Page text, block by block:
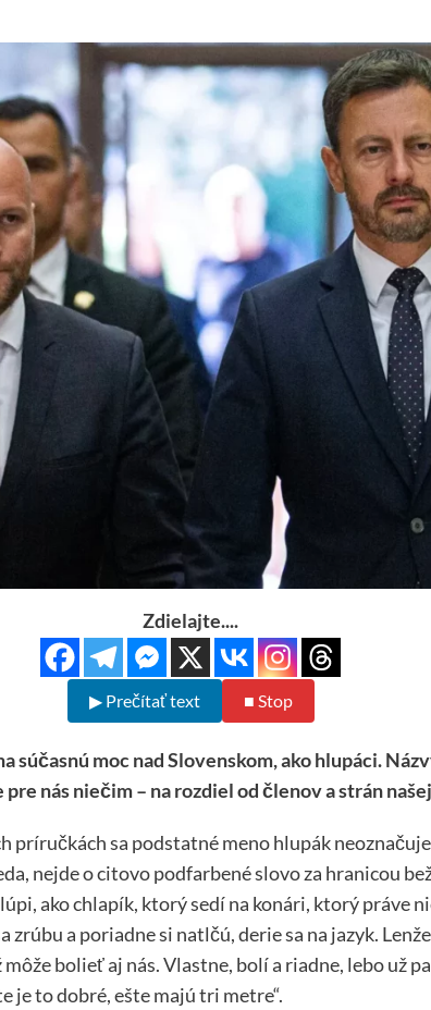
Zdielajte....
▶ Prečítať text ■ Stop
súčasnú moc nad Slovenskom, ako hlupáci.
nás niečim – na rozdiel od členov a strán
príručkách sa podstatné meno hlupák
nejde o citovo podfarbené slovo za hranicou
ako chlapík, ktorý sedí na konári, ktorý práve
zrúbu a poriadne si natlčú, derie sa na jazyk.
bolieť aj nás. Vlastne, bolí a riadne, lebo už
je to dobré, ešte majú tri metre“.